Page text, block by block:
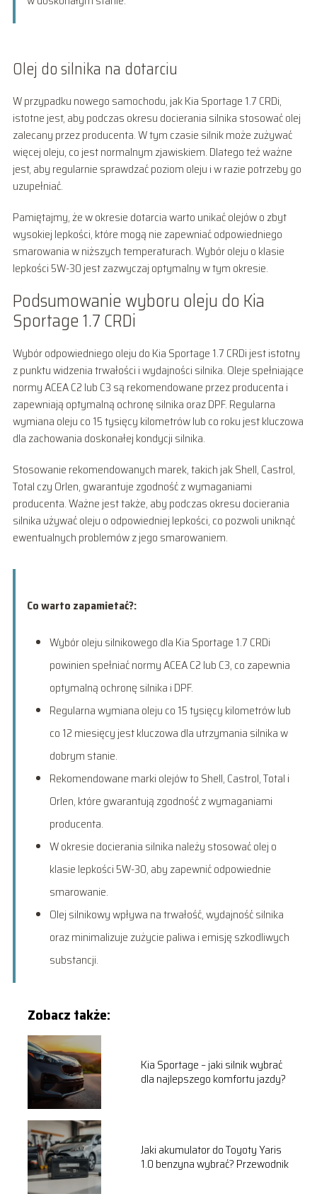
Olej do silnika na dotarciu
W przypadku nowego samochodu, jak Kia Sportage 1.7 CRDi,
istotne jest, aby podczas okresu docierania silnika stosować olej
zalecany przez producenta. W tym czasie silnik może zużywać
więcej oleju, co jest normalnym zjawiskiem. Dlatego też ważne
jest, aby regularnie sprawdzać poziom oleju i w razie potrzeby go
uzupełniać.
Pamiętajmy, że w okresie dotarcia warto unikać olejów o zbyt
wysokiej lepkości, które mogą nie zapewniać odpowiedniego
smarowania w niższych temperaturach. Wybór oleju o klasie
lepkości 5W-30 jest zazwyczaj optymalny w tym okresie.
Podsumowanie wyboru oleju do Kia
Sportage 1.7 CRDi
Wybór odpowiedniego oleju do Kia Sportage 1.7 CRDi jest istotny
z punktu widzenia trwałości i wydajności silnika. Oleje spełniające
normy ACEA C2 lub C3 są rekomendowane przez producenta i
zapewniają optymalną ochronę silnika oraz DPF. Regularna
wymiana oleju co 15 tysięcy kilometrów lub co roku jest kluczowa
dla zachowania doskonałej kondycji silnika.
Stosowanie rekomendowanych marek, takich jak Shell, Castrol,
Total czy Orlen, gwarantuje zgodność z wymaganiami
producenta. Ważne jest także, aby podczas okresu docierania
silnika używać oleju o odpowiedniej lepkości, co pozwoli uniknąć
ewentualnych problemów z jego smarowaniem.
Co warto zapamietać?:
Wybór oleju silnikowego dla Kia Sportage 1.7 CRDi
powinien spełniać normy ACEA C2 lub C3, co zapewnia
optymalną ochronę silnika i DPF.
Regularna wymiana oleju co 15 tysięcy kilometrów lub
co 12 miesięcy jest kluczowa dla utrzymania silnika w
dobrym stanie.
Rekomendowane marki olejów to Shell, Castrol, Total i
Orlen, które gwarantują zgodność z wymaganiami
producenta.
W okresie docierania silnika należy stosować olej o
klasie lepkości 5W-30, aby zapewnić odpowiednie
smarowanie.
Olej silnikowy wpływa na trwałość, wydajność silnika
oraz minimalizuje zużycie paliwa i emisję szkodliwych
substancji.
Zobacz także:
Kia Sportage – jaki silnik wybrać
dla najlepszego komfortu jazdy?
Jaki akumulator do Toyoty Yaris
1.0 benzyna wybrać? Przewodnik